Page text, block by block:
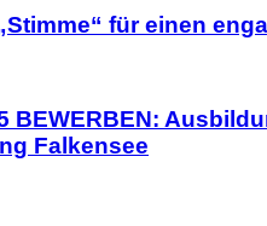
für einen
BEWERBEN:
Falkensee